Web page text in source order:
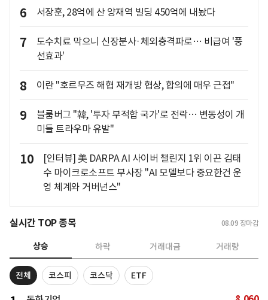
6 서장훈, 28억에 산 양재역 빌딩 450억에 내놨다
7
도수치료 막으니 신장분사·체외충격파로… 비급여 '풍
선효과'
8 이란 "호르무즈 해협 재개방 협상, 합의에 매우 근접"
9
블룸버그 "韓, '투자 부적합 국가'로 전락… 변동성이 개
미들 트라우마 유발"
10
[인터뷰] 美 DARPA AI 사이버 챌린지 1위 이끈 김태
수 마이크로소프트 부사장 "AI 모델보다 중요한건 운
영 체계와 거버넌스"
실시간 TOP 종목 08.09 장마감
상승 하락 거래대금 거래량
전체 코스피 코스닥 ETF